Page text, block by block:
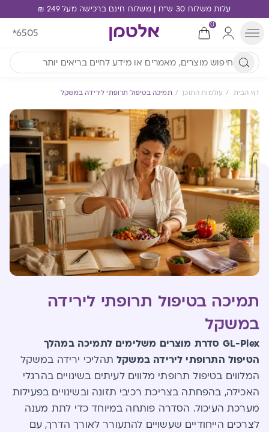
עלות משלוח 30 ש"ח | משלוח חינם ברכישה מעל 249 ₪
0
*6505
דף הבית עולמות התוכן תמיכה בטיפול תרופתי לירידה במשקל
תמיכה בטיפול תרופתי לירידה
במשקל
GL-Plex סדרת מוצרים משלימים לתמיכה במהלך
הטיפול התרופתי לירידה במשקל תהליכי ירידה במשקל
המלווים בטיפול תרופתי מלווים לעיתים בשינויים בהרגלי
האכילה, בהפחתה בצריכת רכיבי תזונה ובשינויים בפעילות
מערכת העיכול. הסדרה פותחה במיוחד כדי לתת מענה
לצרכים הייחודיים שעשויים להתעורר לאורך הדרך, עם